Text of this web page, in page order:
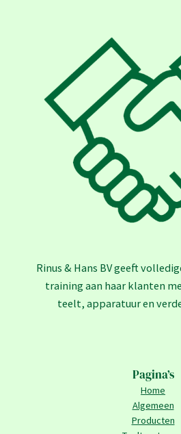
Rinus & Hans BV geeft
training aan haar klanten
teelt, apparatuur en
Pagina’s
Home
Algemeen
Producten